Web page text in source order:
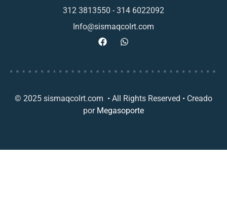
312 3813550 - 314 6022092
Info@sismaqcolrt.com
© 2025 sismaqcolrt.com • All Rights Reserved • Creado
por Megasoporte